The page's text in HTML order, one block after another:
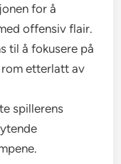
for å
offensiv flair.
til å fokusere på
etterlatt av
spillerens